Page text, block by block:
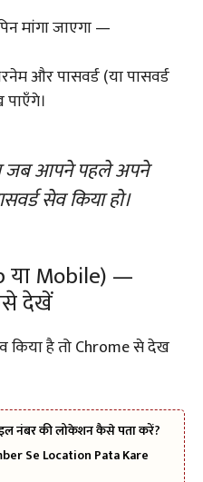
मांगा जाएगा —
और पासवर्ड (या पासवर्ड
जब आपने पहले अपने
सेव किया हो।
या Mobile) —
देखें
किया है तो Chrome से देख
नंबर की लोकेशन कैसे पता करें?
Se Location Pata Kare